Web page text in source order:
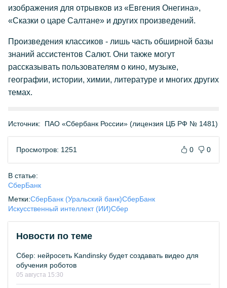
изображения для отрывков из «Евгения Онегина»,
«Сказки о царе Салтане» и других произведений.
Произведения классиков - лишь часть обширной базы
знаний ассистентов Салют. Они также могут
рассказывать пользователям о кино, музыке,
географии, истории, химии, литературе и многих других
темах.
Источник: ПАО «Сбербанк России» (лицензия ЦБ РФ № 1481)
Просмотров: 1251 0 0
В статье:
СберБанк
Метки:СберБанк (Уральский банк)СберБанк
Искусственный интеллект (ИИ)Сбер
Новости по теме
Сбер: нейросеть Kandinsky будет создавать видео для
обучения роботов
05 августа 15:30